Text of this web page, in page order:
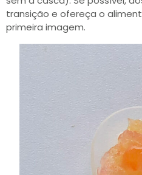
transição e ofereça o
primeira imagem.